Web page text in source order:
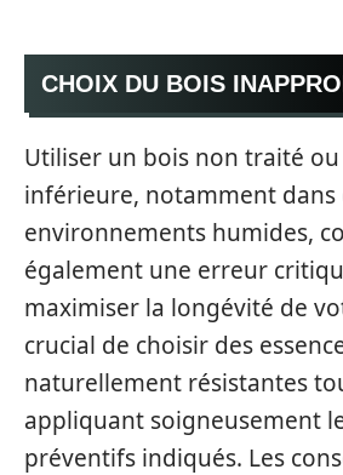
CHOIX DU BOIS
Utiliser un bois non traité
inférieure, notamment dans
environnements humides,
également une erreur
maximiser la longévité de
crucial de choisir des
naturellement résistantes
appliquant soigneusement
préventifs indiqués. Les